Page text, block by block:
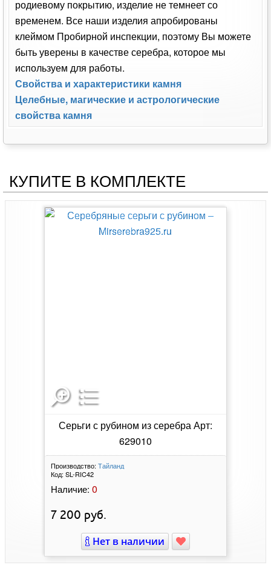
родиевому покрытию, изделие не темнеет со
временем. Все наши изделия апробированы
клеймом Пробирной инспекции, поэтому Вы можете
быть уверены в качестве серебра, которое мы
используем для работы.
Свойства и характеристики камня
Целебные, магические и астрологические
свойства камня
КУПИТЕ В КОМПЛЕКТЕ
Серьги с рубином из серебра Арт:
629010
Производство: Тайланд
Код: SL-RIC42
Наличие: 0
7 200 руб.
Нет в наличии